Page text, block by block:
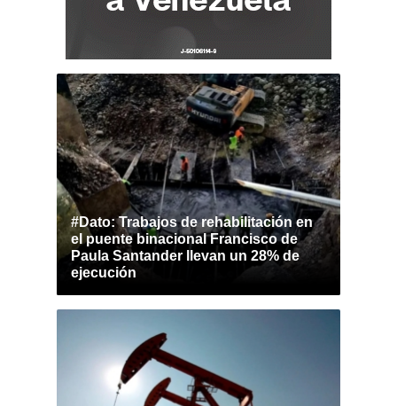
#Dato: Trabajos de rehabilitación en
el puente binacional Francisco de
Paula Santander llevan un 28% de
ejecución